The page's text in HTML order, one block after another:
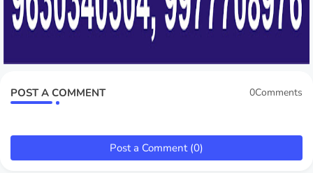
POST A COMMENT 0Comments
Post a Comment (0)